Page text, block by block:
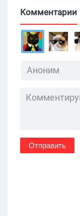
Комментарии
Отправить